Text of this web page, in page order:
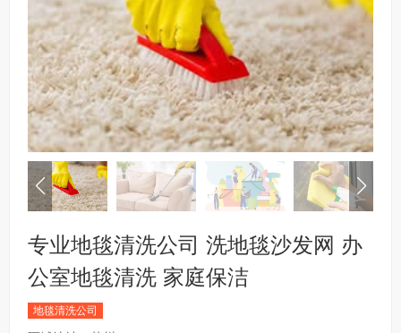
专业地毯清洗公司 洗地毯沙发网 办
公室地毯清洗 家庭保洁
地毯清洗公司